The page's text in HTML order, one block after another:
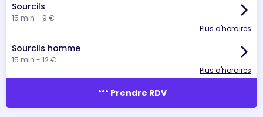
Sourcils
15 min - 9 €
arrow_forward_ios
Plus d'horaires
Sourcils homme
15 min - 12 €
arrow_forward_ios
Plus d'horaires
more_horiz Prendre RDV